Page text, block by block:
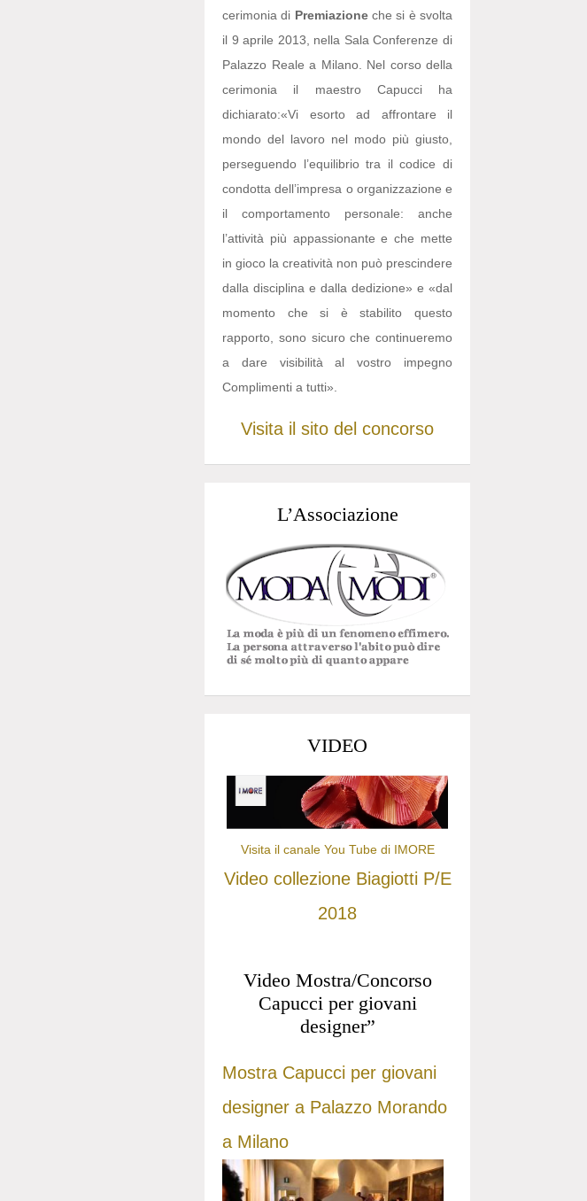
cerimonia di Premiazioneche si è svolta
il 9 aprile 2013, nella Sala Conferenze di
Palazzo Reale a Milano. Nel corso della
cerimonia il maestro Capucci ha
dichiarato:«Vi esorto ad affrontare il
mondo del lavoro nel modo più giusto,
perseguendo l’equilibrio tra il codice di
condotta dell’impresa o organizzazione e
il comportamento personale: anche
l’attività più appassionante e che mette
in gioco la creatività non può prescindere
dalla disciplina e dalla dedizione» e «dal
momento che si è stabilito questo
rapporto, sono sicuro che continueremo
a dare visibilità al vostro impegno
Complimenti a tutti».
Visita il sito del concorso
L’Associazione
VIDEO
Visita il canale You Tube di IMORE
Video collezione Biagiotti P/E
2018
Video Mostra/Concorso
Capucci per giovani
designer”
Mostra Capucci per giovani
designer a Palazzo Morando
a Milano